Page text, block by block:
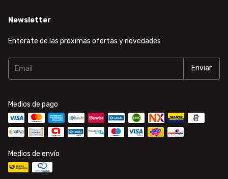
Newsletter
Enterate de las próximas ofertas y novedades
Medios de pago
Medios de envío